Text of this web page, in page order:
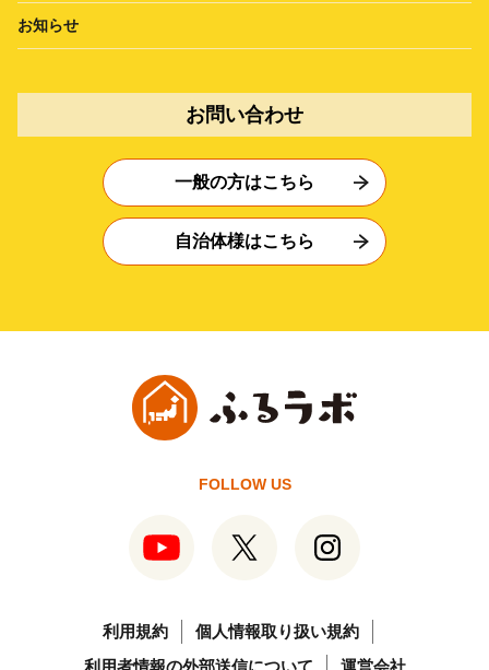
お知らせ
お問い合わせ
一般の方はこちら
自治体様はこちら
FOLLOW US
利用規約
個人情報取り扱い規約
利用者情報の外部送信について
運営会社